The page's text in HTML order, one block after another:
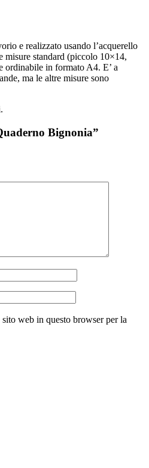
e realizzato usando l’acquerello
misure standard (piccolo 10×14,
ordinabile in formato A4. E’ a
ma le altre misure sono
Bignonia”
web in questo browser per la